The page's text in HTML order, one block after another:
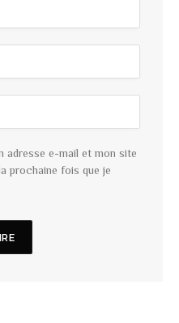
adresse e-mail et mon site
prochaine fois que je